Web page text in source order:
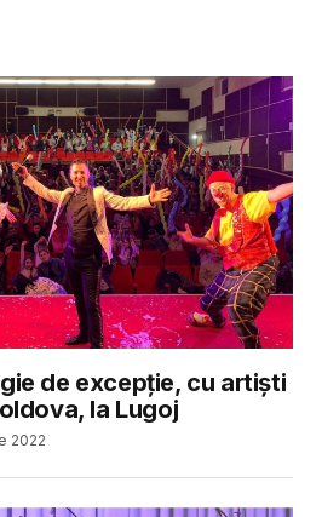
de excepție, cu artiști
la Lugoj
2022